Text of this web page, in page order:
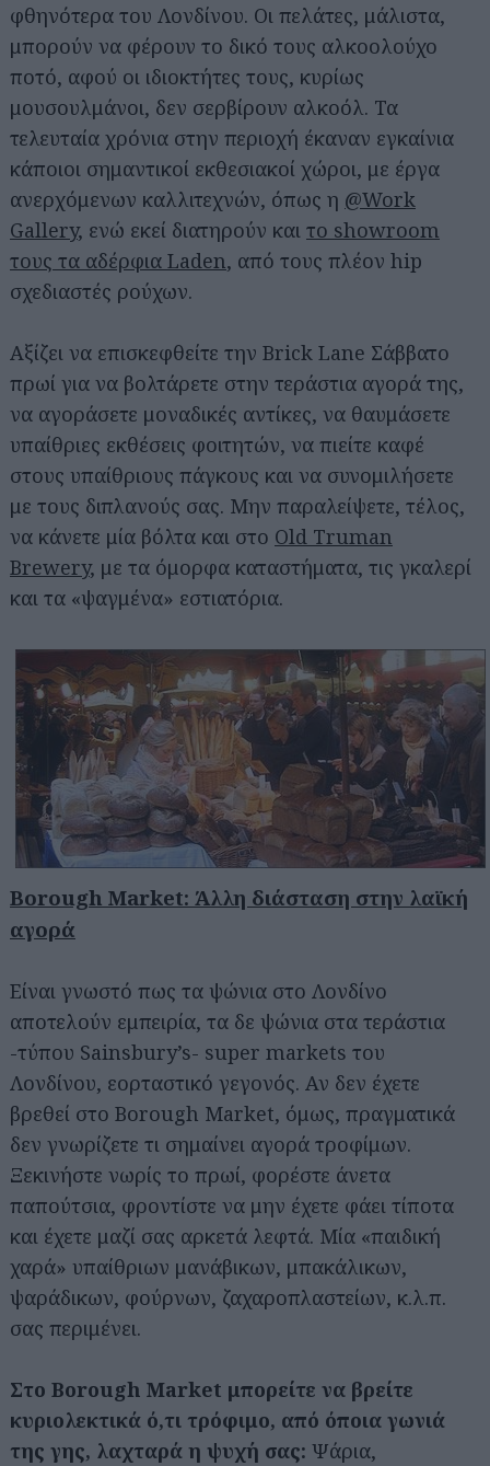
φθηνότερα του Λονδίνου. Οι πελάτες, μάλιστα,
μπορούν να φέρουν το δικό τους αλκοολούχο
ποτό, αφού οι ιδιοκτήτες τους, κυρίως
μουσουλμάνοι, δεν σερβίρουν αλκοόλ. Τα
τελευταία χρόνια στην περιοχή έκαναν εγκαίνια
κάποιοι σημαντικοί εκθεσιακοί χώροι, με έργα
ανερχόμενων καλλιτεχνών, όπως η @Work
Gallery, ενώ εκεί διατηρούν και το showroom
τους τα αδέρφια Laden, από τους πλέον hip
σχεδιαστές ρούχων.
Αξίζει να επισκεφθείτε την Brick Lane Σάββατο
πρωί για να βολτάρετε στην τεράστια αγορά της,
να αγοράσετε μοναδικές αντίκες, να θαυμάσετε
υπαίθριες εκθέσεις φοιτητών, να πιείτε καφέ
στους υπαίθριους πάγκους και να συνομιλήσετε
με τους διπλανούς σας. Μην παραλείψετε, τέλος,
να κάνετε μία βόλτα και στο Old Truman
Brewery, με τα όμορφα καταστήματα, τις γκαλερί
και τα «ψαγμένα» εστιατόρια.
Borough Market: Άλλη διάσταση στην λαϊκή
αγορά
Είναι γνωστό πως τα ψώνια στο Λονδίνο
αποτελούν εμπειρία, τα δε ψώνια στα τεράστια
-τύπου Sainsbury’s- super markets του
Λονδίνου, εορταστικό γεγονός. Αν δεν έχετε
βρεθεί στο Borough Market, όμως, πραγματικά
δεν γνωρίζετε τι σημαίνει αγορά τροφίμων.
Ξεκινήστε νωρίς το πρωί, φορέστε άνετα
παπούτσια, φροντίστε να μην έχετε φάει τίποτα
και έχετε μαζί σας αρκετά λεφτά. Μία «παιδική
χαρά» υπαίθριων μανάβικων, μπακάλικων,
ψαράδικων, φούρνων, ζαχαροπλαστείων, κ.λ.π.
σας περιμένει.
Στο Borough Market μπορείτε να βρείτε
κυριολεκτικά ό,τι τρόφιμο, από όποια γωνιά
της γης, λαχταρά η ψυχή σας: Ψάρια,